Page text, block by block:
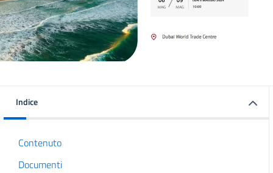
Indice
Contenuto
Documenti